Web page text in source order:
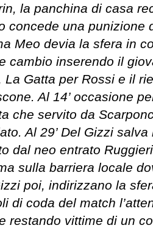
la panchina di casa
concede una punizione
Meo devia la sfera in
cambio inserendo il
La Gatta per Rossi e il
Al 14’ occasione
che servito da
Al 29’ Del Gizzi
dal neo entrato
sulla barriera locale
poi, indirizzano la
di coda del match
restando vittime di un